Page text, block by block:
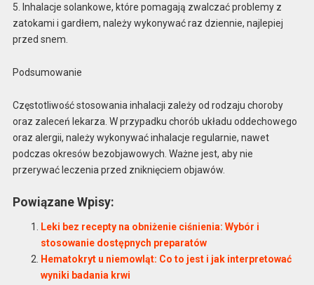
5. Inhalacje solankowe, które pomagają zwalczać problemy z
zatokami i gardłem, należy wykonywać raz dziennie, najlepiej
przed snem.
Podsumowanie
Częstotliwość stosowania inhalacji zależy od rodzaju choroby
oraz zaleceń lekarza. W przypadku chorób układu oddechowego
oraz alergii, należy wykonywać inhalacje regularnie, nawet
podczas okresów bezobjawowych. Ważne jest, aby nie
przerywać leczenia przed zniknięciem objawów.
Powiązane Wpisy:
Leki bez recepty na obniżenie ciśnienia: Wybór i
stosowanie dostępnych preparatów
Hematokryt u niemowląt: Co to jest i jak interpretować
wyniki badania krwi